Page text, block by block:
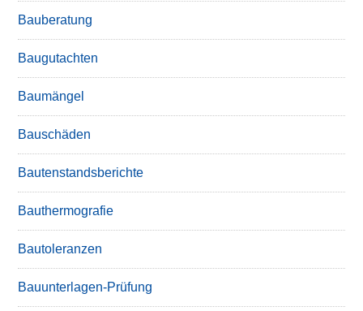
Bauberatung
Baugutachten
Baumängel
Bauschäden
Bautenstandsberichte
Bauthermografie
Bautoleranzen
Bauunterlagen-Prüfung